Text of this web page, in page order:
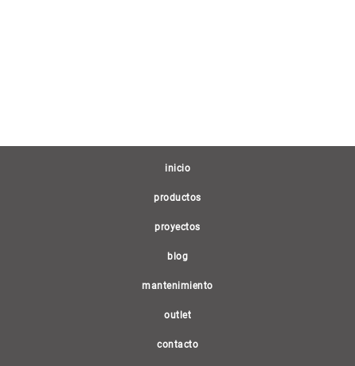
inicio(current)
productos
proyectos
blog
mantenimiento
outlet
contacto